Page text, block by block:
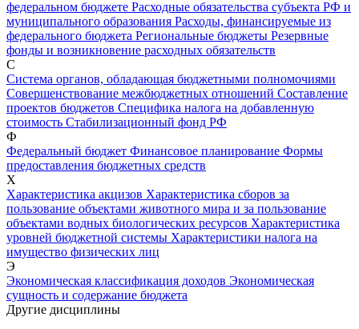
федеральном бюджете Расходные обязательства субъекта РФ и
муниципального образования Расходы, финансируемые из
федерального бюджета Региональные бюджеты Резервные
фонды и возникновение расходных обязательств
С
Система органов, обладающая бюджетными полномочиями
Совершенствование межбюджетных отношений Составление
проектов бюджетов Специфика налога на добавленную
стоимость Стабилизационный фонд РФ
Ф
Федеральный бюджет Финансовое планирование Формы
предоставления бюджетных средств
Х
Характеристика акцизов Характеристика сборов за
пользование объектами животного мира и за пользование
объектами водных биологических ресурсов Характеристика
уровней бюджетной системы Характеристики налога на
имущество физических лиц
Э
Экономическая классификация доходов Экономическая
сущность и содержание бюджета
Другие дисциплины